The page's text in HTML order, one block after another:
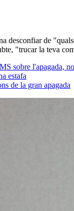
desconfiar de
"trucar la teva
sobre l'apagada,
estafa
de la gran apagada